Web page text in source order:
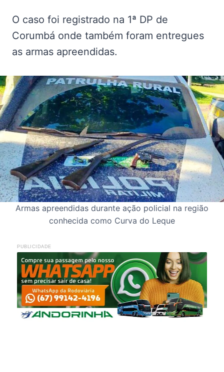
O caso foi registrado na 1ª DP de
Corumbá onde também foram entregues
as armas apreendidas.
Armas apreendidas durante ação policial na região
conhecida como Curva do Leque
PUBLICIDADE